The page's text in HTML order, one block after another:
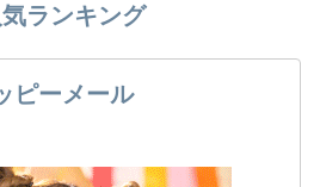
ランキング
ピーメール